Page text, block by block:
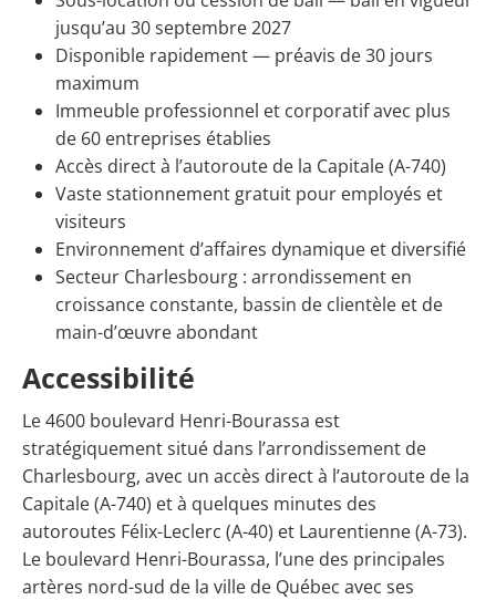
jusqu’au 30 septembre 2027
Disponible rapidement — préavis de 30 jours
maximum
Immeuble professionnel et corporatif avec plus
de 60 entreprises établies
Accès direct à l’autoroute de la Capitale (A-740)
Vaste stationnement gratuit pour employés et
visiteurs
Environnement d’affaires dynamique et diversifié
Secteur Charlesbourg : arrondissement en
croissance constante, bassin de clientèle et de
main-d’œuvre abondant
Accessibilité
Le 4600 boulevard Henri-Bourassa est
stratégiquement situé dans l’arrondissement de
Charlesbourg, avec un accès direct à l’autoroute de la
Capitale (A-740) et à quelques minutes des
autoroutes Félix-Leclerc (A-40) et Laurentienne (A-73).
Le boulevard Henri-Bourassa, l’une des principales
artères nord-sud de la ville de Québec avec ses